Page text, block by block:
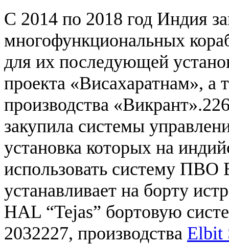
С 2014 по 2018 год Индия
многофункциональных
для их последующей
проекта «Висахаратнам», а
производства
закупила системы
установка которых на
использовать систему
устанавливает на борту
HAL “Tejas” бортовую
2032227, производства Elbit